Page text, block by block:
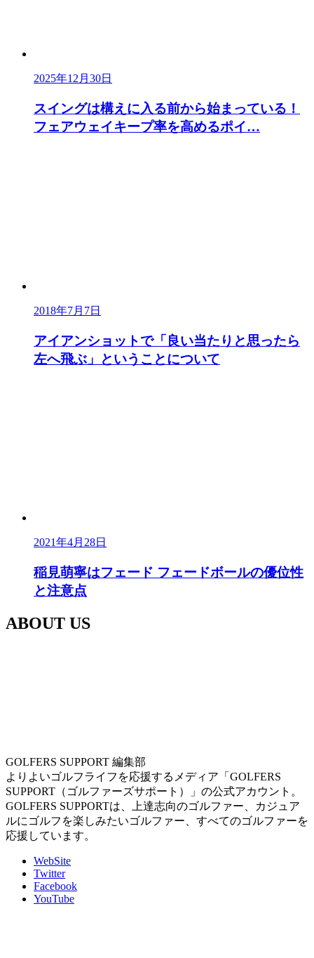
2025年12月30日
スイングは構えに入る前から始まっている！
フェアウェイキープ率を高めるポイ…
2018年7月7日
アイアンショットで「良い当たりと思ったら
左へ飛ぶ」ということについて
2021年4月28日
稲見萌寧はフェード フェードボールの優位性
と注意点
ABOUT US
GOLFERS SUPPORT 編集部
よりよいゴルフライフを応援するメディア「GOLFERS
SUPPORT（ゴルファーズサポート）」の公式アカウント。
GOLFERS SUPPORTは、上達志向のゴルファー、カジュア
ルにゴルフを楽しみたいゴルファー、すべてのゴルファーを
応援しています。
WebSite
Twitter
Facebook
YouTube